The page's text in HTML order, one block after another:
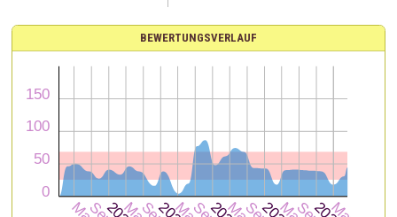
BEWERTUNGSVERLAUF